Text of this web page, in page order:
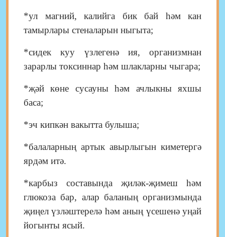
*ул магний, калийга бик бай һәм кан
тамырлары стеналарын ныгыта;
*сидек куу үзлегенә ия, организмнан
зарарлы токсиннар һәм шлакларны чыгара;
*җәй көне сусауны һәм ачлыкны яхшы
баса;
*эч кипкән вакытта булыша;
*балаларның артык авырлыгын киметергә
ярдәм итә.
*карбыз составында җиләк-җимеш һәм
глюкоза бар, алар баланың организмында
җиңел үзләштерелә һәм аның үсешенә уңай
йогынты ясый.